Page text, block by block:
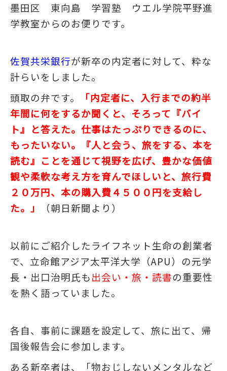
墨田区 東向島 学習塾 ウエル学院平野進
学教室からのお便りです。
佐賀共栄銀行が新卒の内定者に対して、粋な
計らいをしました。
頭取の弁です。
「内定者に、入行までの約半
年間に何をするか聞くと、そろって『バイ
ト』と答えた。仕事はたっぷりできるのに、
もったいない。『人と会う、旅をする、本を
読む』ことを通じて視野を広げ、豊かな価値
観や柔軟な考え方を育んでほしいと、旅行費
２０万円、本の購入費４５００円を支給し
た。」
（朝日新聞より）
以前にご紹介したライフネット生命の創業者
で、立命館アジア太平洋大学（APU）の元学
長・出口治明氏も出会い・旅・読書の重要性
を熱く語っていました。
各自、事前に課題を設定して、旅に出て、帰
国後報告会に参加します。
ある新卒者は、「物おじしないメンタルなど